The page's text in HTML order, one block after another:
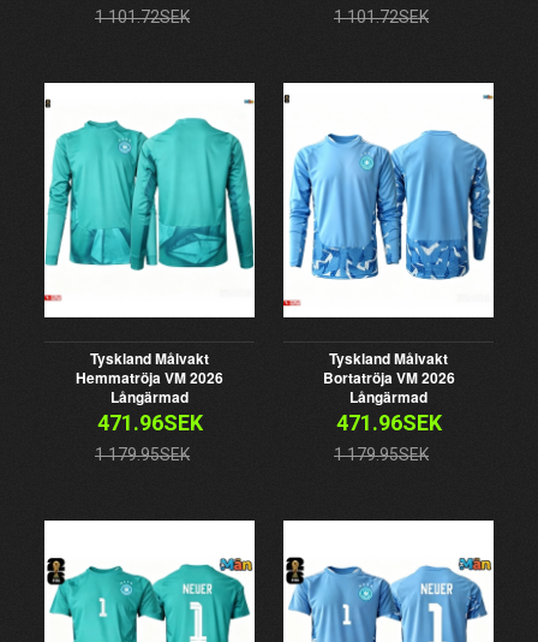
1 101.72SEK 1 101.72SEK
Tyskland Målvakt
Hemmatröja VM 2026
Långärmad
471.96SEK
1 179.95SEK
Tyskland Målvakt
Bortatröja VM 2026
Långärmad
471.96SEK
1 179.95SEK